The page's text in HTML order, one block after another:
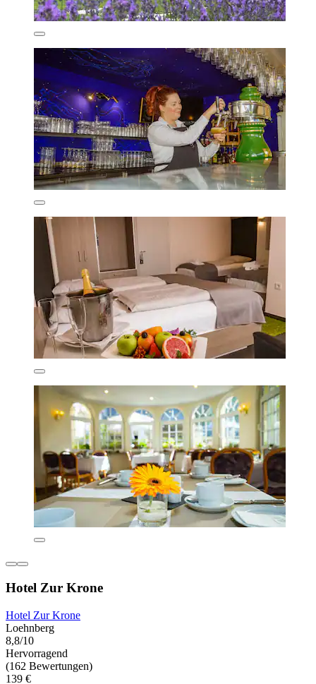
Hotel Zur Krone
Hotel Zur Krone
Loehnberg
8,8/10
Hervorragend
(162 Bewertungen)
139 €